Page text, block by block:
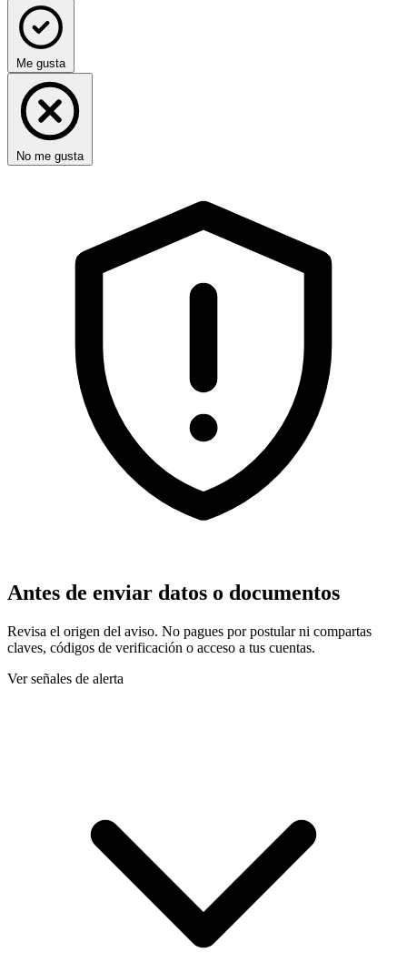
Me gusta
No me gusta
Antes de enviar datos o documentos
Revisa el origen del aviso. No pagues por postular ni compartas
claves, códigos de verificación o acceso a tus cuentas.
Ver señales de alerta